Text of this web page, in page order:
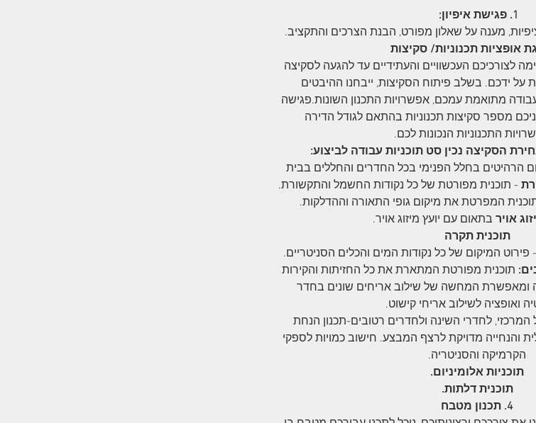
1. פגישת איפיון:
מענה על שאלון מפורט, הבנת הצרכים והתקציב.​​
לצורכיכם העכשוויים והעתידיים עד להגעה לסקיצה
ידכם. בשלב פיתוח הסקיצות, ייבחנו ההיבטים
מתואמת עמכם, אפשרויות התכנון השונות.פגישה
מספר סקיצות תכנוניות בהתאם לגודל הדירה
התכנוניות הנכונות לכם​​​.
הרהיטים בחלל הפנימי בכל החדרים והחללים בבית
- תוכנית מפורטת של כל נקודות החשמל והתקשורת.
המפרטת את מיקום גופי התאורה וההדלקות.
אויר בתאום עם יועץ מיזוג אויר.
תוכנית תקרה
- פירוט המיקום של כל נקודות המים והכלים הסניטריים.
תוכנית מפורטת המתארת את כל החזיתות והקירות
ומאפשרת המחשה של שילוב אריחים שונים בחדר
ואופציה לשילוב אריחי קישוט.
המרכזי, לחדרי השינה ולחדרים רטובים-תכנון הנחת
והנחייה מדויקת לרצף המבצע. חישוב כמויות לספקי
הקרמיקה והסניטריה.
תוכניות אלומיניום.
תוכנית דלתות.
4. תכנון מטבח